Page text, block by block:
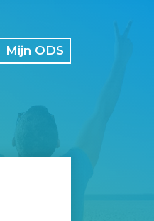
Mijn ODS